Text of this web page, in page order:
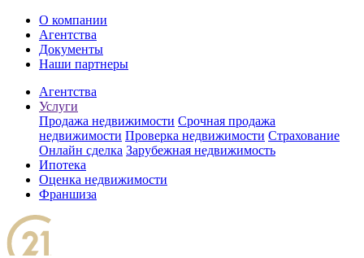
О компании
Агентства
Документы
Наши партнеры
Агентства
Услуги
Продажа недвижимости Срочная продажа
недвижимости Проверка недвижимости Страхование
Онлайн сделка Зарубежная недвижимость
Ипотека
Оценка недвижимости
Франшиза